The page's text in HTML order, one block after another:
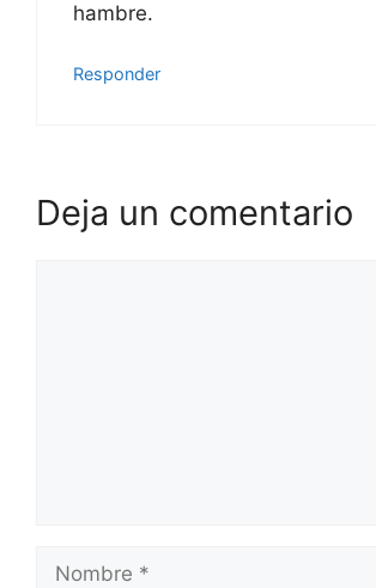
hambre.
Responder
Deja un comentario